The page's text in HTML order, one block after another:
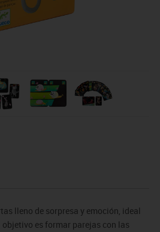
lleno de sorpresa y emoción, ideal
es formar parejas con las